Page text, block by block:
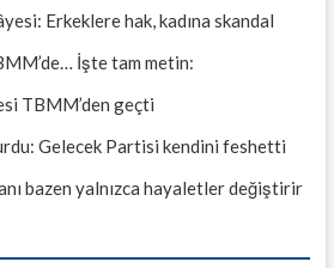
Erkeklere hak, kadına skandal
İşte tam metin:
TBMM’den geçti
Gelecek Partisi kendini feshetti
bazen yalnızca hayaletler değiştirir